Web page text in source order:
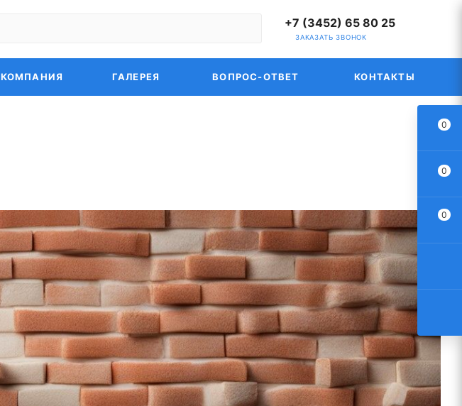
+7 (3452) 65 80 25
ЗАКАЗАТЬ ЗВОНОК
КОМПАНИЯ ГАЛЕРЕЯ ВОПРОС-ОТВЕТ КОНТАКТЫ
0
0
0